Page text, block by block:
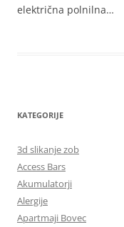
električna polnilna…
KATEGORIJE
3d slikanje zob
Access Bars
Akumulatorji
Alergije
Apartmaji Bovec